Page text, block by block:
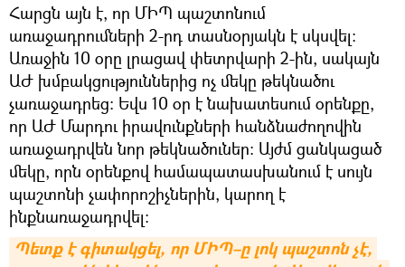
Հարցն այն է, որ ՄԻՊ պաշտոնում
առաջադրումների 2-րդ տասնօրյակն է սկսվել։
Առաջին 10 օրը լրացավ փետրվարի 2-ին, սակայն
ԱԺ խմբակցություններից ոչ մեկը թեկնածու
չառաջադրեց։ Եվս 10 օր է նախատեսում օրենքը,
որ ԱԺ Մարդու իրավունքների հանձնաժողովին
առաջադրվեն նոր թեկնածուներ։ Այժմ ցանկացած
մեկը, որն օրենքով համապատասխանում է սույն
պաշտոնի չափորոշիչներին, կարող է
ինքնառաջադրվել։
Պետք է գիտակցել, որ ՄԻՊ–ը լոկ պաշտոն չէ,